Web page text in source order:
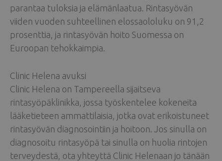
parantaa tuloksia ja elämänlaatua. Rintasyövän
viiden vuoden suhteellinen elossaololuku on 91,2
prosenttia, ja rintasyövän hoito Suomessa on
Euroopan tehokkaimpia.
Clinic Helena avuksi
Clinic Helena on Tampereella sijaitseva
rintasyöpäklinikka, jossa työskentelee kokeneita
lääketieteen ammattilaisia, jotka ovat erikoistuneet
rintasyövän diagnosointiin ja hoitoon. Jos sinulla on
diagnosoitu rintasyöpä tai sinulla on huolia rintojen
terveydestä, ota yhteyttä Clinic Helenaan jo tänään